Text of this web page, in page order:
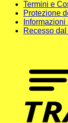
Termini e
Protezione
Recesso